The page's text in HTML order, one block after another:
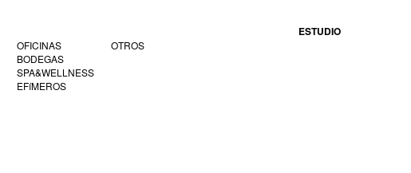
OFICINAS
BODEGAS
SPA&WELLNESS
EFíMEROS
OTROS
ESTUDIO